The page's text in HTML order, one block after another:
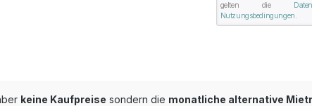
gelten die
Nutzungsbedingungen
keine Kaufpreise sondern die monatliche alternative